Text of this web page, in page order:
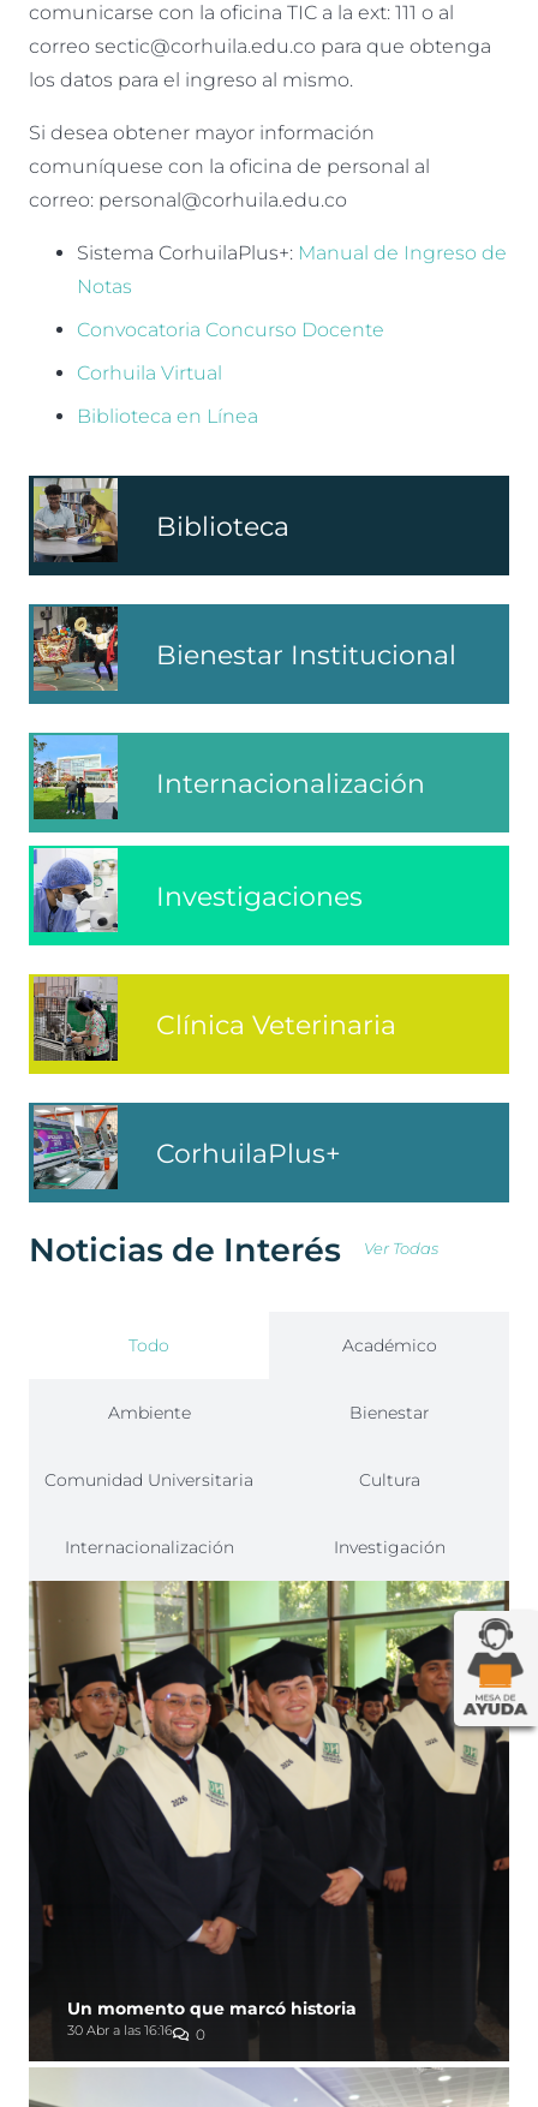
comunicarse con la oficina TIC a la ext: 111 o al
correo sectic@corhuila.edu.co para que obtenga
los datos para el ingreso al mismo.
Si desea obtener mayor información
comuníquese con la oficina de personal al
correo: personal@corhuila.edu.co
Sistema CorhuilaPlus+: Manual de Ingreso de
Notas
Convocatoria Concurso Docente
Corhuila Virtual
Biblioteca en Línea
Biblioteca
Bienestar Institucional
Internacionalización
Investigaciones
Clínica Veterinaria
CorhuilaPlus+
Noticias de Interés Ver Todas
Todo Académico
Ambiente Bienestar
Comunidad Universitaria Cultura
Internacionalización Investigación
Un momento que marcó historia
30 Abr a las 16:16 0